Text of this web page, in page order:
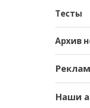
Тесты
Архив
Наши